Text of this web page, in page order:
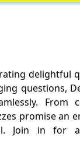
delightful
questions,
From
promise an
Join in for